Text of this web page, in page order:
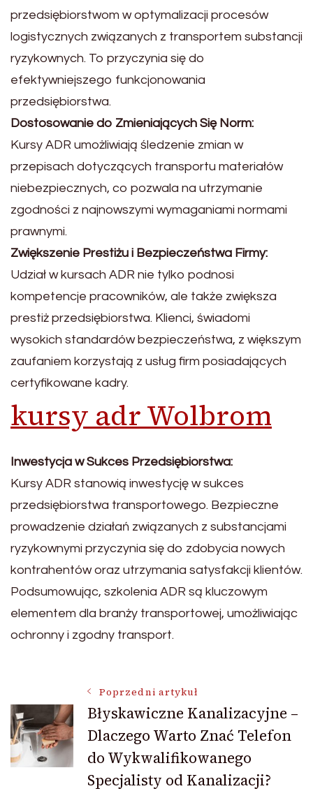
przedsiębiorstwom w optymalizacji procesów
logistycznych związanych z transportem substancji
ryzykownych. To przyczynia się do
efektywniejszego funkcjonowania
przedsiębiorstwa.
Dostosowanie do Zmieniających Się Norm:
Kursy ADR umożliwiają śledzenie zmian w
przepisach dotyczących transportu materiałów
niebezpiecznych, co pozwala na utrzymanie
zgodności z najnowszymi wymaganiami normami
prawnymi.
Zwiększenie Prestiżu i Bezpieczeństwa Firmy:
Udział w kursach ADR nie tylko podnosi
kompetencje pracowników, ale także zwiększa
prestiż przedsiębiorstwa. Klienci, świadomi
wysokich standardów bezpieczeństwa, z większym
zaufaniem korzystają z usług firm posiadających
certyfikowane kadry.
kursy adr Wolbrom
Inwestycja w Sukces Przedsiębiorstwa:
Kursy ADR stanowią inwestycję w sukces
przedsiębiorstwa transportowego. Bezpieczne
prowadzenie działań związanych z substancjami
ryzykownymi przyczynia się do zdobycia nowych
kontrahentów oraz utrzymania satysfakcji klientów.
Podsumowując, szkolenia ADR są kluczowym
elementem dla branży transportowej, umożliwiając
ochronny i zgodny transport.
Nawigacja
wpisu
Poprzedni artykuł
Błyskawiczne Kanalizacyjne –
Dlaczego Warto Znać Telefon
do Wykwalifikowanego
Specjalisty od Kanalizacji?